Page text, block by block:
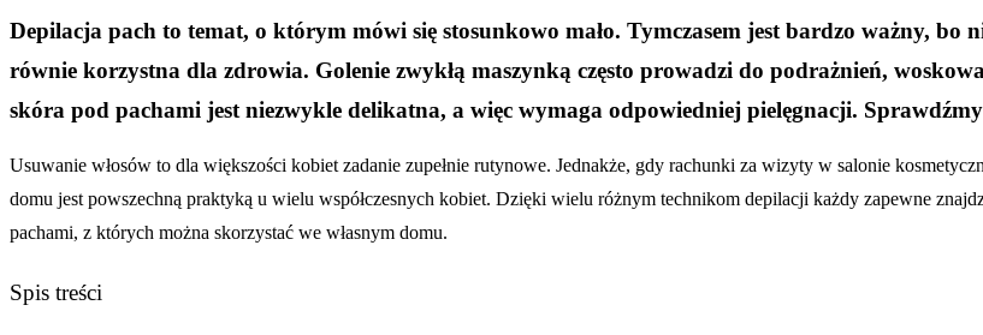
Depilacja pach to temat, o którym mówi się stosunkowo mało. Tymczasem jest bardzo ważny, bo
równie korzystna dla zdrowia. Golenie zwykłą maszynką często prowadzi do podrażnień,
skóra pod pachami jest niezwykle delikatna, a więc wymaga odpowiedniej pielęgnacji.
Usuwanie włosów to dla większości kobiet zadanie zupełnie rutynowe. Jednakże, gdy rachunki za wizyty w salonie
domu jest powszechną praktyką u wielu współczesnych kobiet. Dzięki wielu różnym technikom depilacji każdy zapewne
pachami, z których można skorzystać we własnym domu.
Spis treści